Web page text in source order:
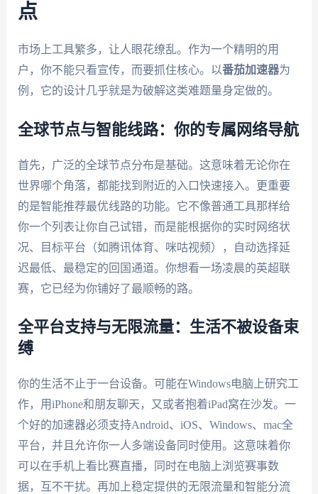
点
市场上工具繁多，让人眼花缭乱。作为一个精明的用
户，你不能只看宣传，而要抓住核心。以番茄加速器为
例，它的设计几乎就是为破解这类难题量身定做的。
全球节点与智能线路：你的专属网络导航
首先，广泛的全球节点分布是基础。这意味着无论你在
世界哪个角落，都能找到附近的入口快速接入。更重要
的是智能推荐最优线路的功能。它不像普通工具那样给
你一个列表让你自己试错，而是能根据你的实时网络状
况、目标平台（如腾讯体育、咪咕视频），自动选择延
迟最低、最稳定的回国通道。你想看一场凌晨的英超联
赛，它已经为你铺好了最顺畅的路。
全平台支持与无限流量：生活不被设备束
缚
你的生活不止于一台设备。可能在Windows电脑上研究工
作，用iPhone和朋友聊天，又或者抱着iPad窝在沙发。一
个好的加速器必须支持Android、iOS、Windows、mac全
平台，并且允许你一人多端设备同时使用。这意味着你
可以在手机上看比赛直播，同时在电脑上浏览赛事数
据，互不干扰。再加上稳定提供的无限流量和智能分流